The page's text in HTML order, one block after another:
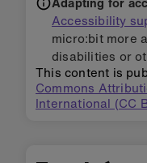
Accessibility
micro:bit more
disabilities or
This content is
Commons
International (CC